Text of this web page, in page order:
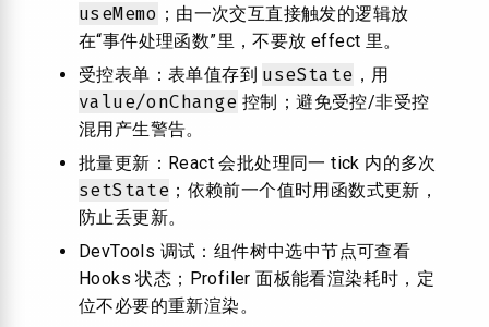
useMemo ；由一次交互直接触发的逻辑放
在“事件处理函数”里，不要放 effect 里。
受控表单：表单值存到 useState ，用
value/onChange 控制；避免受控/非受控
混用产生警告。
批量更新：React 会批处理同一 tick 内的多次
setState ；依赖前一个值时用函数式更新，
防止丢更新。
DevTools 调试：组件树中选中节点可查看
Hooks 状态；Profiler 面板能看渲染耗时，定
位不必要的重新渲染。